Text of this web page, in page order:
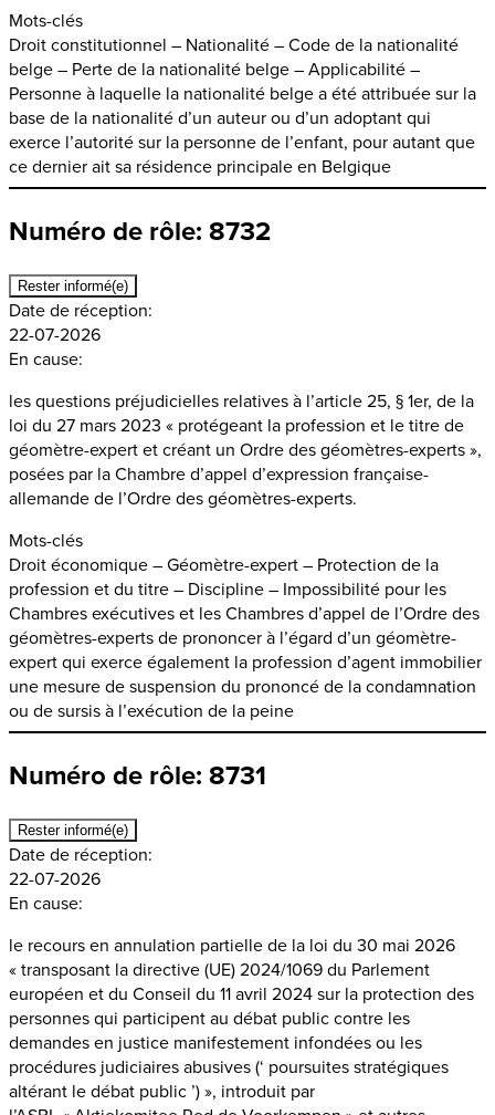
Mots-clés
Droit constitutionnel – Nationalité – Code de la nationalité
belge – Perte de la nationalité belge – Applicabilité –
Personne à laquelle la nationalité belge a été attribuée sur la
base de la nationalité d’un auteur ou d’un adoptant qui
exerce l’autorité sur la personne de l’enfant, pour autant que
ce dernier ait sa résidence principale en Belgique
Numéro de rôle: 8732
Rester informé(e)
Date de réception:
22-07-2026
En cause:
les questions préjudicielles relatives à l’article 25, § 1er, de la
loi du 27 mars 2023 « protégeant la profession et le titre de
géomètre-expert et créant un Ordre des géomètres-experts »,
posées par la Chambre d’appel d’expression française-
allemande de l’Ordre des géomètres-experts.
Mots-clés
Droit économique – Géomètre-expert – Protection de la
profession et du titre – Discipline – Impossibilité pour les
Chambres exécutives et les Chambres d’appel de l’Ordre des
géomètres-experts de prononcer à l’égard d’un géomètre-
expert qui exerce également la profession d’agent immobilier
une mesure de suspension du prononcé de la condamnation
ou de sursis à l’exécution de la peine
Numéro de rôle: 8731
Rester informé(e)
Date de réception:
22-07-2026
En cause:
le recours en annulation partielle de la loi du 30 mai 2026
« transposant la directive (UE) 2024/1069 du Parlement
européen et du Conseil du 11 avril 2024 sur la protection des
personnes qui participent au débat public contre les
demandes en justice manifestement infondées ou les
procédures judiciaires abusives (‘ poursuites stratégiques
altérant le débat public ’) », introduit par